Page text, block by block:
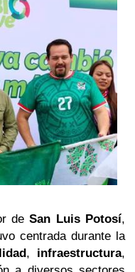
deSan Luis Potosí,
centrada durante la
, infraestructura,